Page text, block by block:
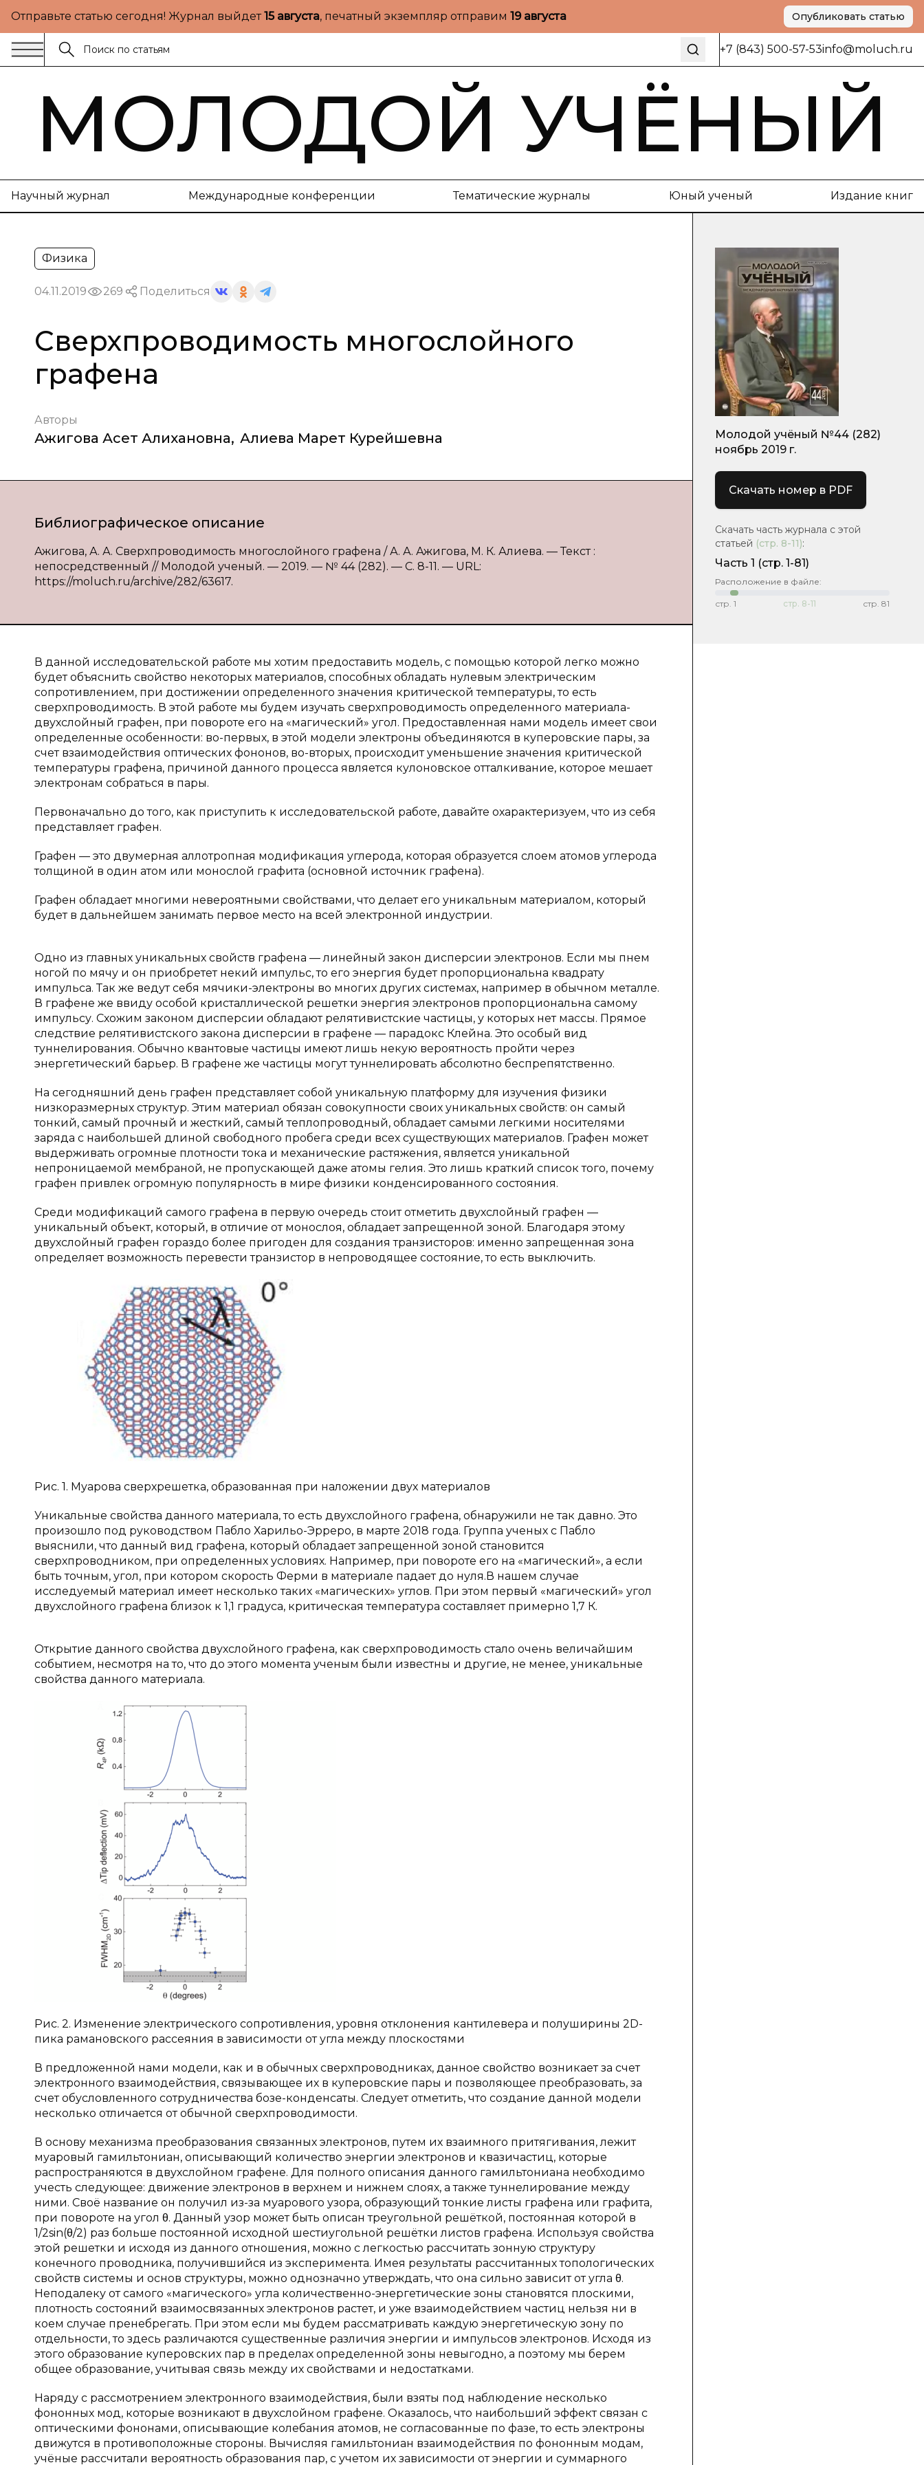
Отправьте статью сегодня! Журнал выйдет15 августа, печатный экземпляр отправим 19 августа Опубликовать статью
+7 (843) 500-57-53info@moluch.ru
МОЛОДОЙ УЧЁНЫЙ
Научный журнал Международные конференции Тематические журналы Юный ученый Издание книг
Физика
04.11.2019 269 Поделиться
Сверхпроводимость многослойного
графена
Авторы
Ажигова Асет Алихановна, Алиева Марет Курейшевна
Библиографическое описание
Ажигова, А. А. Сверхпроводимость многослойного графена / А. А. Ажигова, М. К. Алиева. — Текст :
непосредственный // Молодой ученый. — 2019. — № 44 (282). — С. 8-11. — URL:
https://moluch.ru/archive/282/63617.
В данной исследовательской работе мы хотим предоставить модель, с помощью которой легко можно
будет объяснить свойство некоторых материалов, способных обладать нулевым электрическим
сопротивлением, при достижении определенного значения критической температуры, то есть
сверхпроводимость. В этой работе мы будем изучать сверхпроводимость определенного материала-
двухслойный графен, при повороте его на «магический» угол. Предоставленная нами модель имеет свои
определенные особенности: во-первых, в этой модели электроны объединяются в куперовские пары, за
счет взаимодействия оптических фононов, во-вторых, происходит уменьшение значения критической
температуры графена, причиной данного процесса является кулоновское отталкивание, которое мешает
электронам собраться в пары.
Первоначально до того, как приступить к исследовательской работе, давайте охарактеризуем, что из себя
представляет графен.
Графен — это двумерная аллотропная модификация углерода, которая образуется слоем атомов углерода
толщиной в один атом или монослой графита (основной источник графена).
Графен обладает многими невероятными свойствами, что делает его уникальным материалом, который
будет в дальнейшем занимать первое место на всей электронной индустрии.
Одно из главных уникальных свойств графена — линейный закон дисперсии электронов. Если мы пнем
ногой по мячу и он приобретет некий импульс, то его энергия будет пропорциональна квадрату
импульса. Так же ведут себя мячики-электроны во многих других системах, например в обычном металле.
В графене же ввиду особой кристаллической решетки энергия электронов пропорциональна самому
импульсу. Схожим законом дисперсии обладают релятивистские частицы, у которых нет массы. Прямое
следствие релятивистского закона дисперсии в графене — парадокс Клейна. Это особый вид
туннелирования. Обычно квантовые частицы имеют лишь некую вероятность пройти через
энергетический барьер. В графене же частицы могут туннелировать абсолютно беспрепятственно.
На сегодняшний день графен представляет собой уникальную платформу для изучения физики
низкоразмерных структур. Этим материал обязан совокупности своих уникальных свойств: он самый
тонкий, самый прочный и жесткий, самый теплопроводный, обладает самыми легкими носителями
заряда с наибольшей длиной свободного пробега среди всех существующих материалов. Графен может
выдерживать огромные плотности тока и механические растяжения, является уникальной
непроницаемой мембраной, не пропускающей даже атомы гелия. Это лишь краткий список того, почему
графен привлек огромную популярность в мире физики конденсированного состояния.
Среди модификаций самого графена в первую очередь стоит отметить двухслойный графен —
уникальный объект, который, в отличие от монослоя, обладает запрещенной зоной. Благодаря этому
двухслойный графен гораздо более пригоден для создания транзисторов: именно запрещенная зона
определяет возможность перевести транзистор в непроводящее состояние, то есть выключить.
Рис. 1. Муарова сверхрешетка, образованная при наложении двух материалов
Уникальные свойства данного материала, то есть двухслойного графена, обнаружили не так давно. Это
произошло под руководством Пабло Харильо-Эрреро, в марте 2018 года. Группа ученых с Пабло
выяснили, что данный вид графена, который обладает запрещенной зоной становится
сверхпроводником, при определенных условиях. Например, при повороте его на «магический», а если
быть точным, угол, при котором скорость Ферми в материале падает до нуля.В нашем случае
исследуемый материал имеет несколько таких «магических» углов. При этом первый «магический» угол
двухслойного графена близок к 1,1 градуса, критическая температура составляет примерно 1,7 К.
Открытие данного свойства двухслойного графена, как сверхпроводимость стало очень величайшим
событием, несмотря на то, что до этого момента ученым были известны и другие, не менее, уникальные
свойства данного материала.
Рис. 2. Изменение электрического сопротивления, уровня отклонения кантилевера и полуширины 2D-
пика рамановского рассеяния в зависимости от угла между плоскостями
В предложенной нами модели, как и в обычных сверхпроводниках, данное свойство возникает за счет
электронного взаимодействия, связывающее их в куперовские пары и позволяющее преобразовать, за
счет обусловленного сотрудничества бозе-конденсаты. Следует отметить, что создание данной модели
несколько отличается от обычной сверхпроводимости.
В основу механизма преобразования связанных электронов, путем их взаимного притягивания, лежит
муаровый гамильтониан, описывающий количество энергии электронов и квазичастиц, которые
распространяются в двухслойном графене. Для полного описания данного гамильтониана необходимо
учесть следующее: движение электронов в верхнем и нижнем слоях, а также туннелирование между
ними. Своё название он получил из-за муарового узора, образующий тонкие листы графена или графита,
при повороте на угол θ. Данный узор может быть описан треугольной решёткой, постоянная которой в
1/2sin(θ/2) раз больше постоянной исходной шестиугольной решётки листов графена. Используя свойства
этой решетки и исходя из данного отношения, можно с легкостью рассчитать зонную структуру
конечного проводника, получившийся из эксперимента. Имея результаты рассчитанных топологических
свойств системы и основ структуры, можно однозначно утверждать, что она сильно зависит от угла θ.
Неподалеку от самого «магического» угла количественно-энергетические зоны становятся плоскими,
плотность состояний взаимосвязанных электронов растет, и уже взаимодействием частиц нельзя ни в
коем случае пренебрегать. При этом если мы будем рассматривать каждую энергетическую зону по
отдельности, то здесь различаются существенные различия энергии и импульсов электронов. Исходя из
этого образование куперовских пар в пределах определенной зоны невыгодно, а поэтому мы берем
общее образование, учитывая связь между их свойствами и недостатками.
Наряду с рассмотрением электронного взаимодействия, были взяты под наблюдение несколько
фононных мод, которые возникают в двухслойном графене. Оказалось, что наибольший эффект связан с
оптическими фононами, описывающие колебания атомов, не согласованные по фазе, то есть электроны
движутся в противоположные стороны. Вычисляя гамильтониан взаимодействия по фононным модам,
учёные рассчитали вероятность образования пар, с учетом их зависимости от энергии и суммарного
Молодой учёный №44 (282)
ноябрь 2019 г.
Скачать номер в PDF
Скачать часть журнала с этой
статьей (стр. 8-11):
Часть 1 (стр. 1-81)
Расположение в файле:
стр. 1 стр. 8-11 стр. 81